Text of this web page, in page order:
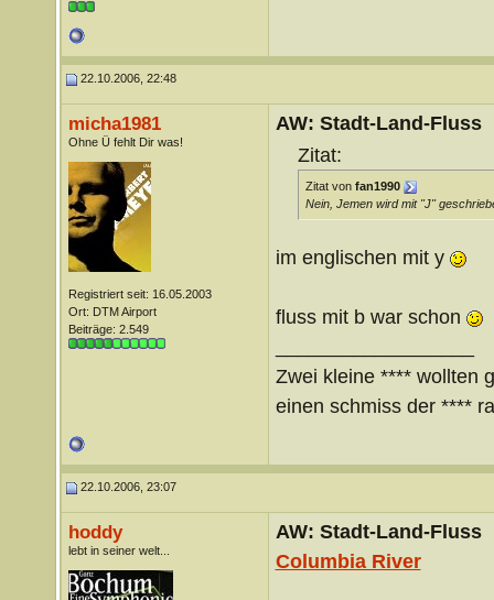
22.10.2006, 22:48
micha1981
Ohne Ü fehlt Dir was!
Registriert seit: 16.05.2003
Ort: DTM Airport
Beiträge: 2.549
AW: Stadt-Land-Fluss
Zitat:
Zitat von fan1990
Nein, Jemen wird mit "J"
im englischen mit y
fluss mit b war schon
Zwei kleine **** wollten
einen schmiss der ****
22.10.2006, 23:07
hoddy
lebt in seiner welt...
AW: Stadt-Land-Fluss
Columbia River